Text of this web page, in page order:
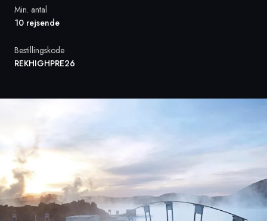
Min. antal
10 rejsende
Bestillingskode
REKHIGHPRE26